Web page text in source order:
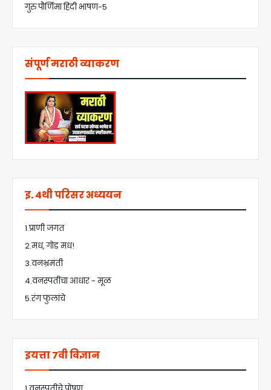
गुरु पौर्णिमा हिंदी भाषण-5
संपूर्ण मराठी व्याकरण
इ. 4थी परिसर अध्ययन
1.प्राणी जगत
2.मध, गोड मध!
3.वनभ्रमंती
4.वनस्पतींचा आधार - मूळ
5.रंग फुलांचे
इयत्ता 7वी विज्ञान